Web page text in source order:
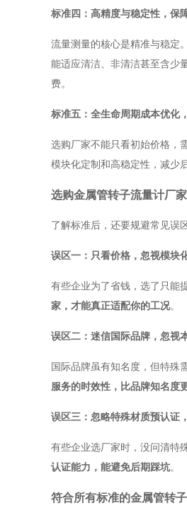
标准四：高精度与稳定性，保
流量测量的核心是精准与稳定
能适应清洁、非清洁甚至含少
费。
标准五：全生命周期成本优化
选购厂家不能只看初始价格，
模块化定制和高稳定性，减少
选购金属管转子流量计厂
了解标准后，还要规避常见误
误区一：只看价格，忽视模块
有些企业为了省钱，选了只能
家，才能真正适配你的工况。
误区二：迷信国际品牌，忽视
国际品牌虽有知名度，但特殊
服务的时效性，比品牌知名度
误区三：忽略特殊材质预认证
有些企业选厂家时，没问清特
认证能力，能避免后期踩坑。
符合所有标准的金属管转